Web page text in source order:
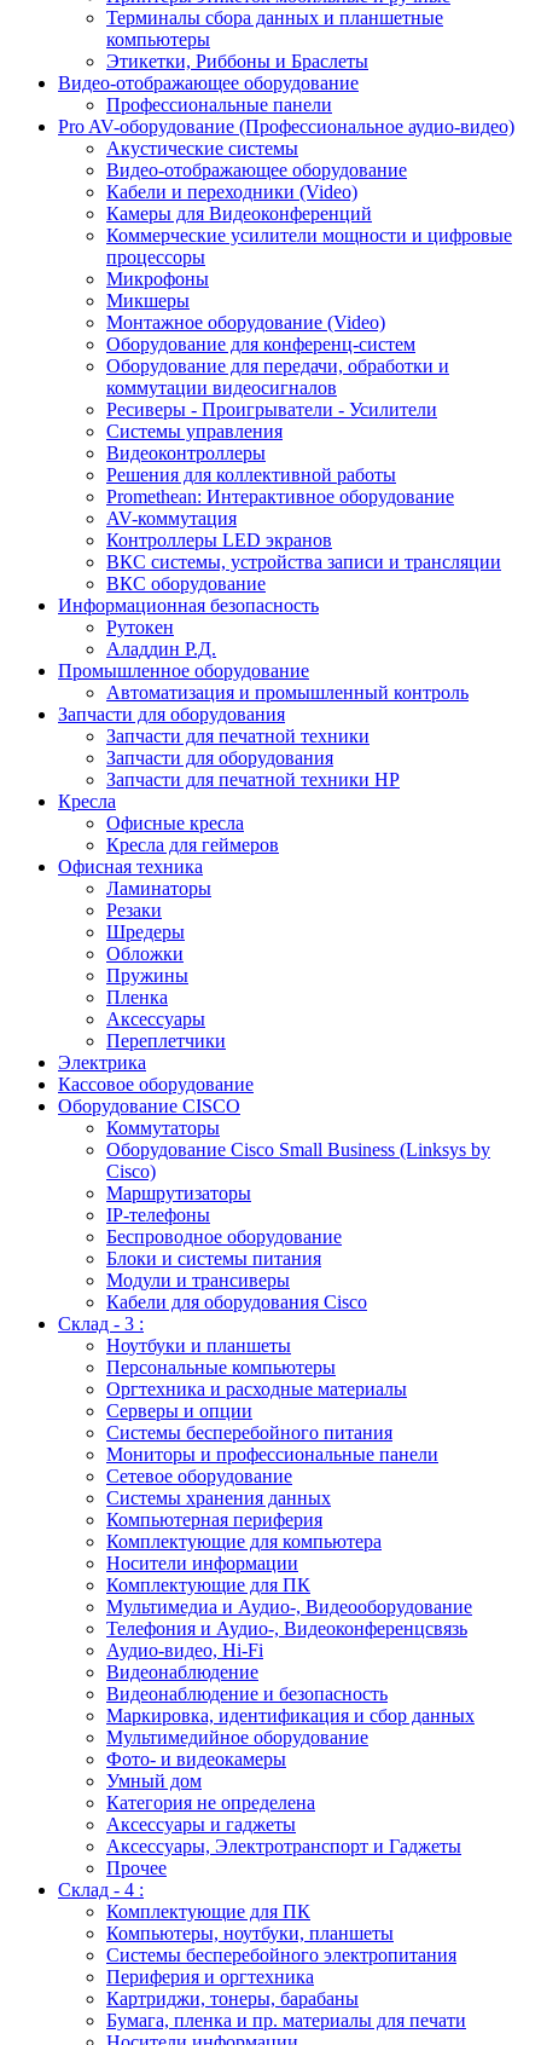
Терминалы сбора данных и планшетные
компьютеры
Этикетки, Риббоны и Браслеты
Видео-отображающее оборудование
Профессиональные панели
Pro AV-оборудование (Профессиональное аудио-видео)
Акустические системы
Видео-отображающее оборудование
Кабели и переходники (Video)
Камеры для Видеоконференций
Коммерческие усилители мощности и цифровые
процессоры
Микрофоны
Микшеры
Монтажное оборудование (Video)
Оборудование для конференц-систем
Оборудование для передачи, обработки и
коммутации видеосигналов
Ресиверы - Проигрыватели - Усилители
Системы управления
Видеоконтроллеры
Решения для коллективной работы
Promethean: Интерактивное оборудование
AV-коммутация
Контроллеры LED экранов
ВКС системы, устройства записи и трансляции
ВКС оборудование
Информационная безопасность
Рутокен
Аладдин Р.Д.
Промышленное оборудование
Автоматизация и промышленный контроль
Запчасти для оборудования
Запчасти для печатной техники
Запчасти для оборудования
Запчасти для печатной техники HP
Кресла
Офисные кресла
Кресла для геймеров
Офисная техника
Ламинаторы
Резаки
Шредеры
Обложки
Пружины
Пленка
Аксессуары
Переплетчики
Электрика
Кассовое оборудование
Оборудование CISCO
Коммутаторы
Оборудование Cisco Small Business (Linksys by
Cisco)
Маршрутизаторы
IP-телефоны
Беспроводное оборудование
Блоки и системы питания
Модули и трансиверы
Кабели для оборудования Cisco
Склад - 3 :
Ноутбуки и планшеты
Персональные компьютеры
Оргтехника и расходные материалы
Серверы и опции
Системы бесперебойного питания
Мониторы и профессиональные панели
Сетевое оборудование
Системы хранения данных
Компьютерная периферия
Комплектующие для компьютера
Носители информации
Комплектующие для ПК
Мультимедиа и Аудио-, Видеооборудование
Телефония и Аудио-, Видеоконференцсвязь
Аудио-видео, Hi-Fi
Видеонаблюдение
Видеонаблюдение и безопасность
Маркировка, идентификация и сбор данных
Мультимедийное оборудование
Фото- и видеокамеры
Умный дом
Категория не определена
Аксессуары и гаджеты
Аксессуары, Электротранспорт и Гаджеты
Прочее
Склад - 4 :
Комплектующие для ПК
Компьютеры, ноутбуки, планшеты
Системы бесперебойного электропитания
Периферия и оргтехника
Картриджи, тонеры, барабаны
Бумага, пленка и пр. материалы для печати